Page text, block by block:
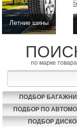
Летние шины
по марке товара
ПОДБОР
ПОДБОР ПО
ПОДБОР